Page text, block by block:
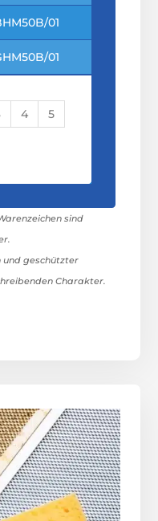
01
01
4
5
sind
und geschützter
Charakter.